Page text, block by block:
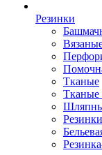
Резинки
Тканые
Тканые